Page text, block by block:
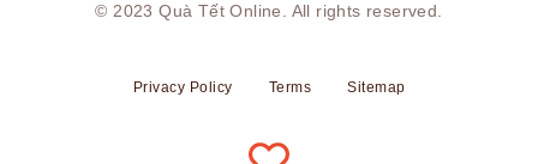
© 2023Quà Tết Online . All rights reserved.
Privacy Policy Terms Sitemap